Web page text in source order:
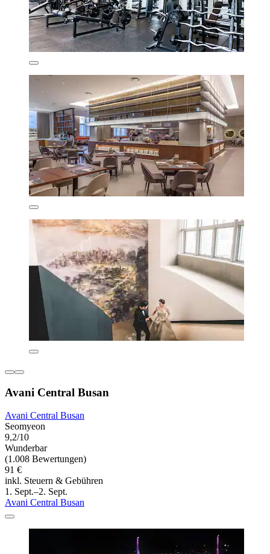
Avani Central Busan
Avani Central Busan
Seomyeon
9,2/10
Wunderbar
(1.008 Bewertungen)
91 €
inkl. Steuern & Gebühren
1. Sept.–2. Sept.
Avani Central Busan